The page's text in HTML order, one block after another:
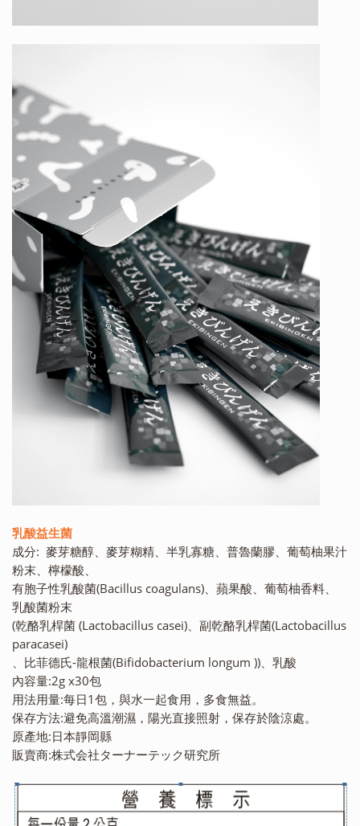
乳酸益生菌
成分: 麥芽糖醇、麥芽糊精、半乳寡糖、普魯蘭膠、葡萄柚果汁
粉末、檸檬酸、
有胞子性乳酸菌(Bacillus coagulans)、蘋果酸、葡萄柚香料、
乳酸菌粉末
(乾酪乳桿菌 (Lactobacillus casei)、副乾酪乳桿菌(Lactobacillus
paracasei)
、比菲德氏-龍根菌(Bifidobacterium longum ))、乳酸
內容量:2g x30包
用法用量:每日1包，與水一起食用，多食無益。
保存方法:避免高溫潮濕，陽光直接照射，保存於陰涼處。
原產地:日本靜岡縣
販賣商:株式会社ターナーテック研究所